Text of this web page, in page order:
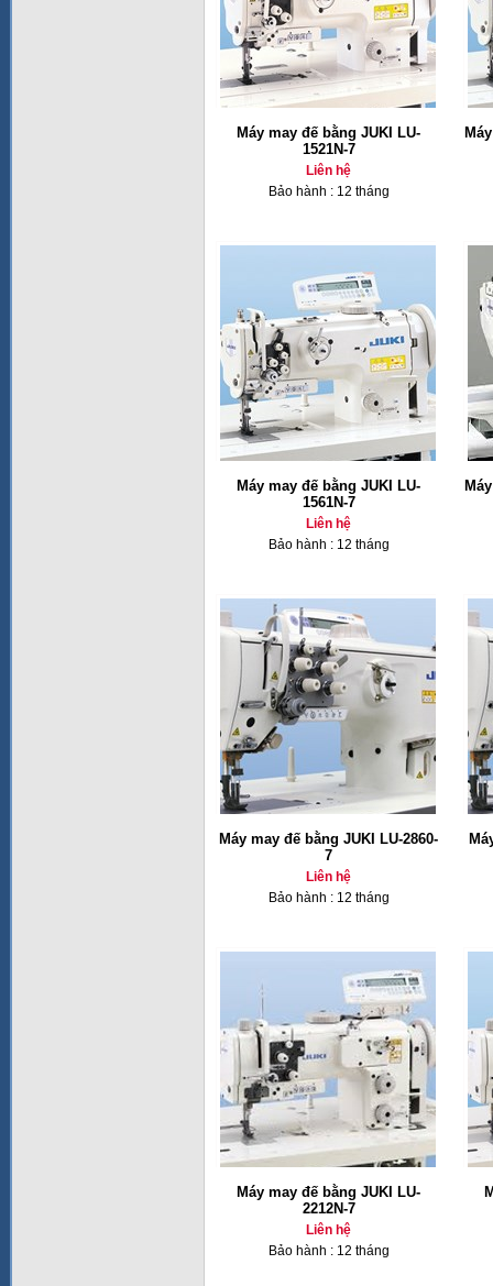
Máy may đế bằng JUKI LU-
1521N-7
Liên hệ
Bảo hành : 12 tháng
Máy may đế bằng JUKI LU-
1561N-7
Liên hệ
Bảo hành : 12 tháng
Máy may đế bằng JUKI LU-2860-
7
Liên hệ
Bảo hành : 12 tháng
Máy may đế bằng JUKI LU-
2212N-7
Liên hệ
Bảo hành : 12 tháng